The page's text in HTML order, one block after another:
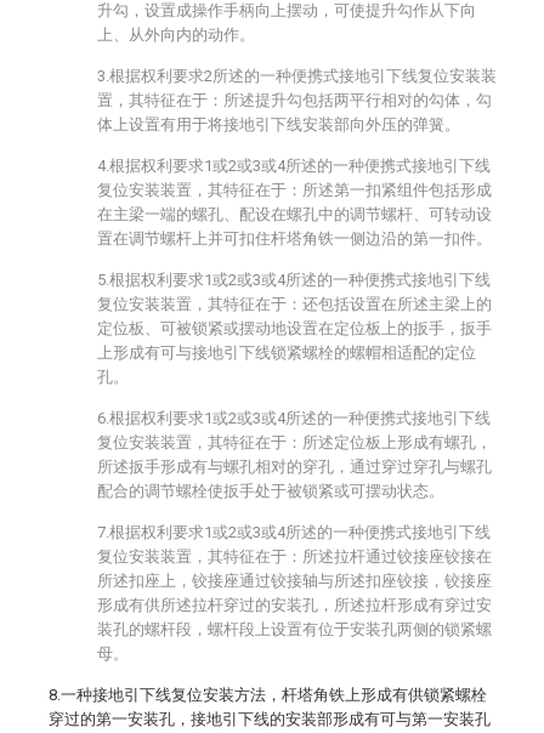
升勾，设置成操作手柄向上摆动，可使提升勾作从下向
上、从外向内的动作。
3.根据权利要求2所述的一种便携式接地引下线复位安装装
置，其特征在于：所述提升勾包括两平行相对的勾体，勾
体上设置有用于将接地引下线安装部向外压的弹簧。
4.根据权利要求1或2或3或4所述的一种便携式接地引下线
复位安装装置，其特征在于：所述第一扣紧组件包括形成
在主梁一端的螺孔、配设在螺孔中的调节螺杆、可转动设
置在调节螺杆上并可扣住杆塔角铁一侧边沿的第一扣件。
5.根据权利要求1或2或3或4所述的一种便携式接地引下线
复位安装装置，其特征在于：还包括设置在所述主梁上的
定位板、可被锁紧或摆动地设置在定位板上的扳手，扳手
上形成有可与接地引下线锁紧螺栓的螺帽相适配的定位
孔。
6.根据权利要求1或2或3或4所述的一种便携式接地引下线
复位安装装置，其特征在于：所述定位板上形成有螺孔，
所述扳手形成有与螺孔相对的穿孔，通过穿过穿孔与螺孔
配合的调节螺栓使扳手处于被锁紧或可摆动状态。
7.根据权利要求1或2或3或4所述的一种便携式接地引下线
复位安装装置，其特征在于：所述拉杆通过铰接座铰接在
所述扣座上，铰接座通过铰接轴与所述扣座铰接，铰接座
形成有供所述拉杆穿过的安装孔，所述拉杆形成有穿过安
装孔的螺杆段，螺杆段上设置有位于安装孔两侧的锁紧螺
母。
8.一种接地引下线复位安装方法，杆塔角铁上形成有供锁紧螺栓
穿过的第一安装孔，接地引下线的安装部形成有可与第一安装孔